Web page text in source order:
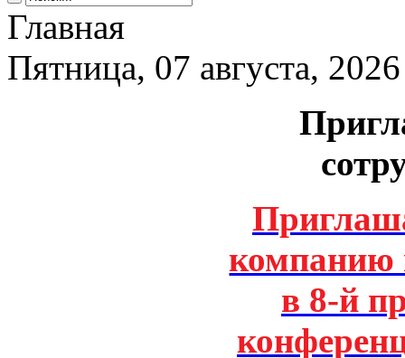
Главная
Пятница, 07 августа, 2026
компанию
в 8-й